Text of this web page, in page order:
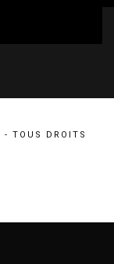
- TOUS DROITS